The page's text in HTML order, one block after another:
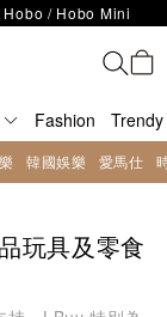
/ Hobo Mini
up to 40%
Retail Store
& FPS
Pledge' mark.
Fashion
韓國娛樂 愛馬仕
玩具及零食